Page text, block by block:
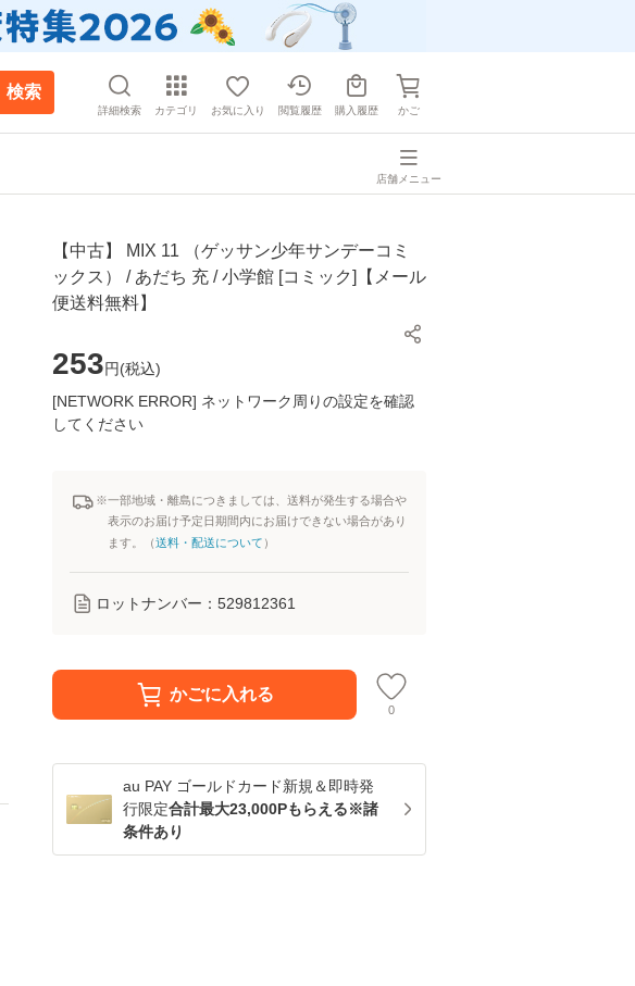
検索
詳細検索 カテゴリ お気に入り 閲覧履歴 購入履歴 かご
店舗メニュー
【中古】 MIX 11 （ゲッサン少年サンデーコミ
ックス） / あだち 充 / 小学館 [コミック]【メール
便送料無料】
253円(税込)
[NETWORK ERROR] ネットワーク周りの設定を確認
してください
※一部地域・離島につきましては、送料が発生する場合や
表示のお届け予定日期間内にお届けできない場合があり
ます。（送料・配送について ）
ロットナンバー： 529812361
かごに入れる
0
au PAY ゴールドカード新規＆即時発
行限定合計最大23,000Pもらえる※諸
条件あり